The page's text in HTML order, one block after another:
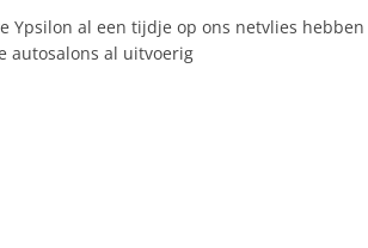
Ypsilon al een tijdje op ons netvlies hebben
autosalons al uitvoerig